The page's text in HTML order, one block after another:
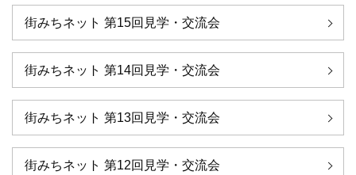
街みちネット 第15回見学・交流会
街みちネット 第14回見学・交流会
街みちネット 第13回見学・交流会
街みちネット 第12回見学・交流会